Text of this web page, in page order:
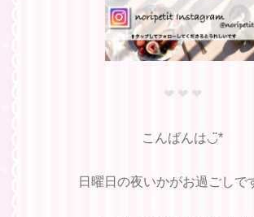
❤︎ ❤︎ ❤︎
こんばんは◡̈︎*
日曜日の夜いかがお過ごしで